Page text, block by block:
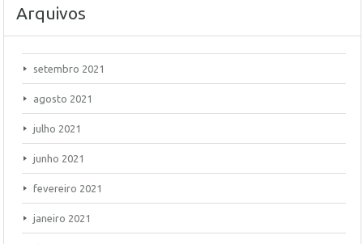
Arquivos
setembro 2021
agosto 2021
julho 2021
junho 2021
fevereiro 2021
janeiro 2021